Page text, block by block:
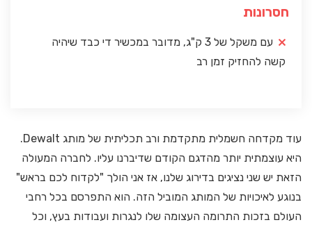
חסרונות
עם משקל של 3 ק"ג, מדובר במכשיר די כבד שיהיה
קשה להחזיק זמן רב
עוד מקדחה חשמלית מתקדמת ורב תכליתית של מותג Dewalt.
היא עוצמתית יותר מהדגם הקודם שדיברנו עליו. לחברה המעולה
הזאת יש שני נציגים בדירוג שלנו, אז אני הולך "לקדוח לכם בראש"
בנוגע לאיכויות של המותג המוביל הזה. הוא התפרסם בכל רחבי
העולם בזכות התרומה העצומה שלו לנגרות ועבודות בעץ, וכל